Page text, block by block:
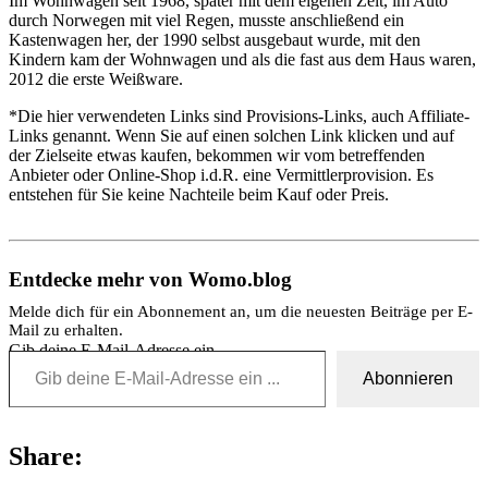
durch Norwegen mit viel Regen, musste anschließend ein
Kastenwagen her, der 1990 selbst ausgebaut wurde, mit den
Kindern kam der Wohnwagen und als die fast aus dem Haus waren,
2012 die erste Weißware.
*Die hier verwendeten Links sind Provisions-Links, auch Affiliate-
Links genannt. Wenn Sie auf einen solchen Link klicken und auf
der Zielseite etwas kaufen, bekommen wir vom betreffenden
Anbieter oder Online-Shop i.d.R. eine Vermittlerprovision. Es
entstehen für Sie keine Nachteile beim Kauf oder Preis.
Entdecke mehr von Womo.blog
Melde dich für ein Abonnement an, um die neuesten Beiträge per E-
Mail zu erhalten.
Gib deine E-Mail-Adresse ein ...
Abonnieren
Share: